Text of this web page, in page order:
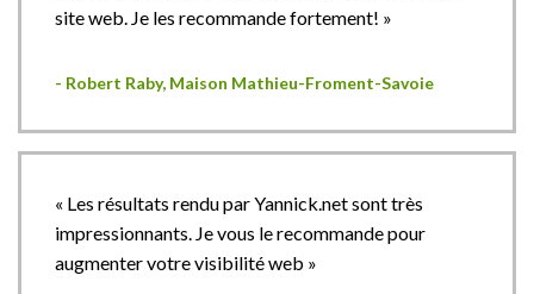
site web. Je les recommande fortement! »
- Robert Raby, Maison Mathieu-Froment-Savoie
« Les résultats rendu par Yannick.net sont très
impressionnants. Je vous le recommande pour
augmenter votre visibilité web »